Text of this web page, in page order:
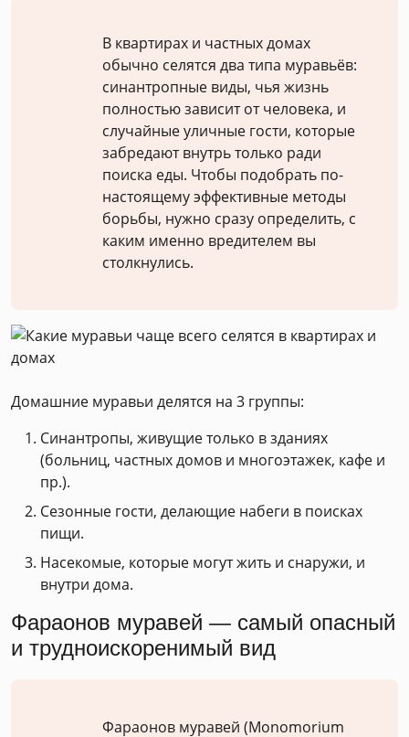
В квартирах и частных домах
обычно селятся два типа муравьёв:
синантропные виды, чья жизнь
полностью зависит от человека, и
случайные уличные гости, которые
забредают внутрь только ради
поиска еды. Чтобы подобрать по-
настоящему эффективные методы
борьбы, нужно сразу определить, с
каким именно вредителем вы
столкнулись.
Домашние муравьи делятся на 3 группы:
Синантропы, живущие только в зданиях
(больниц, частных домов и многоэтажек, кафе и
пр.).
Сезонные гости, делающие набеги в поисках
пищи.
Насекомые, которые могут жить и снаружи, и
внутри дома.
Фараонов муравей — самый опасный
и трудноискоренимый вид
Фараонов муравей (Monomorium